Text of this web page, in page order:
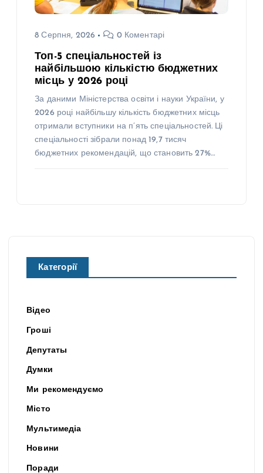
8 Серпня, 2026 0 Коментарі
Топ-5 спеціальностей із
найбільшою кількістю бюджетних
місць у 2026 році
За даними Міністерства освіти і науки України, у
2026 році найбільшу кількість бюджетних місць
отримали вступники на п’ять спеціальностей. Ці
спеціальності зібрали понад 19,7 тисяч
бюджетних рекомендацій, що становить 27%…
Категорії
Відео
Гроші
Депутаты
Думки
Ми рекомендуємо
Місто
Мультимедіа
Новини
Поради